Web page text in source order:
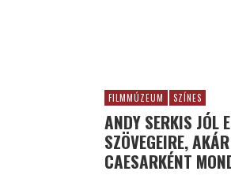
FILMMÚZEUM SZÍNES
ANDY SERKIS JÓL
SZÖVEGEIRE,
CAESARKÉNT